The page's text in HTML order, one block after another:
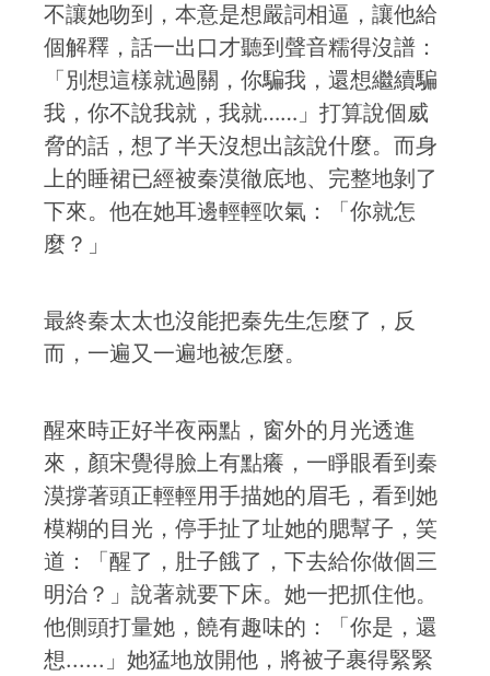
不讓她吻到，本意是想嚴詞相逼，讓他給
個解釋，話一出口才聽到聲音糯得沒譜：
「別想這樣就過關，你騙我，還想繼續騙
我，你不說我就，我就……」打算說個威
脅的話，想了半天沒想出該說什麼。而身
上的睡裙已經被秦漠徹底地、完整地剝了
下來。他在她耳邊輕輕吹氣：「你就怎
麼？」
最終秦太太也沒能把秦先生怎麼了，反
而，一遍又一遍地被怎麼。
醒來時正好半夜兩點，窗外的月光透進
來，顏宋覺得臉上有點癢，一睜眼看到秦
漠撐著頭正輕輕用手描她的眉毛，看到她
模糊的目光，停手扯了址她的腮幫子，笑
道：「醒了，肚子餓了，下去給你做個三
明治？」說著就要下床。她一把抓住他。
他側頭打量她，饒有趣味的：「你是，還
想......」她猛地放開他，將被子裹得緊緊